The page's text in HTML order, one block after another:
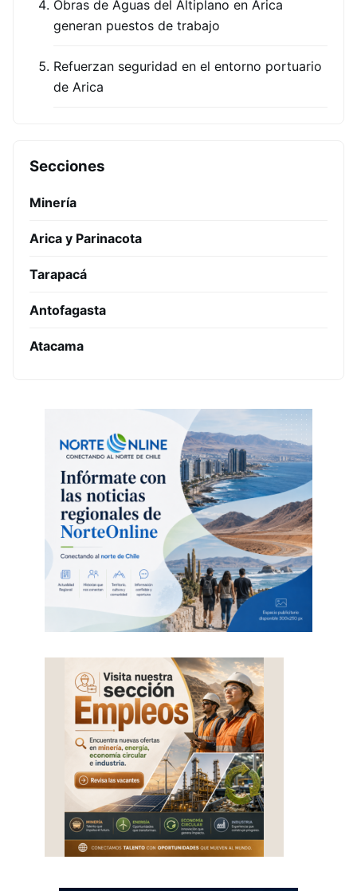
Obras de Aguas del Altiplano en Arica
generan puestos de trabajo
Refuerzan seguridad en el entorno portuario
de Arica
Secciones
Minería
Arica y Parinacota
Tarapacá
Antofagasta
Atacama